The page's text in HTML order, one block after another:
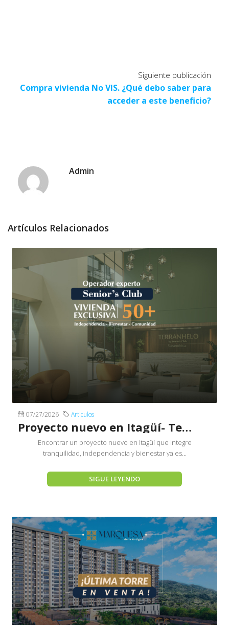
Siguiente publicación
Compra vivienda No VIS. ¿Qué debo saber para
acceder a este beneficio?
Admin
Artículos Relacionados
07/27/2026 Articulos
Proyecto nuevo en Itagüí- Terranhelo by Senior´s Club
Encontrar un proyecto nuevo en Itagüí que integre
tranquilidad, independencia y bienestar ya es...
SIGUE LEYENDO